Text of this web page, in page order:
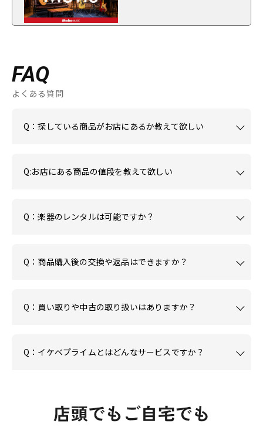
FAQ
よくある質問
Q：探している商品がお店にあるか教えて欲しい
Q:お店にある商品の値段を教えて欲しい
Q：楽器のレンタルは可能ですか？
Q：商品購入後の交換や返品はできますか？
Q：買い取りや中古の取り扱いはありますか？
Q：イケベプライムとはどんなサービスですか？